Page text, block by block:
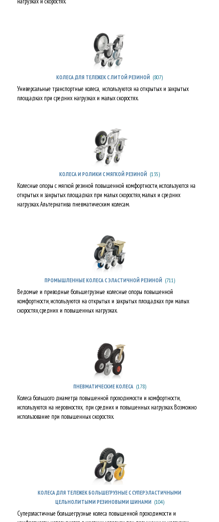
КОЛЕСА ДЛЯ ТЕЛЕЖЕК С ЛИТОЙ РЕЗИНОЙ (807)
Универсальные транспортные колеса, используются на открытых и закрытых
площадках при средних нагрузках и малых скоростях.
КОЛЕСА И РОЛИКИ С МЯГКОЙ РЕЗИНОЙ (135)
Колесные опоры с мягкой резиной повышенной комфортности, используются на
открытых и закрытых площадках при малых скоростях, малых и средних
нагрузках. Альтернатива пневматическим колесам.
ПРОМЫШЛЕННЫЕ КОЛЕСА С ЭЛАСТИЧНОЙ РЕЗИНОЙ (711)
Ведомые и приводные большегрузные колесные опоры повышенной
комфортности, используются на открытых и закрытых площадках при малых
скоростях, средних и повышенных нагрузках.
ПНЕВМАТИЧЕСКИЕ КОЛЕСА (178)
Колеса большого диаметра повышенной проходимости и комфортности,
используются на неровностях, при средних и повышенных нагрузках. Возможно
использование при повышенных скоростях.
КОЛЕСА ДЛЯ ТЕЛЕЖЕК БОЛЬШЕГРУЗНЫЕ С СУПЕРЭЛАСТИЧНЫМИ
ЦЕЛЬНОЛИТЫМИ РЕЗИНОВЫМИ ШИНАМИ (104)
Суперэластичные большегрузные колеса повышенной проходимости и